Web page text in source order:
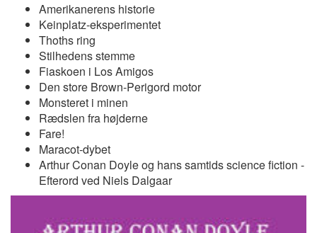
Amerikanerens historie
Keinplatz-eksperimentet
Thoths ring
Stilhedens stemme
Fiaskoen i Los Amigos
Den store Brown-Perigord motor
Monsteret i minen
Rædslen fra højderne
Fare!
Maracot-dybet
Arthur Conan Doyle og hans samtids science fiction -
Efterord ved Niels Dalgaar